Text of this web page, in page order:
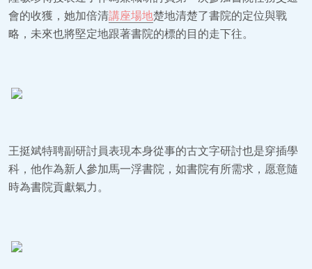
會的收獲，她加倍清講座場地楚地清楚了書院的定位與戰
略，未來也將堅定地跟著書院的標的目的走下往。
王挺斌特聘副研討員表現本身從事的古文字研討也是穿插學
科，他作為新人參加馬一浮書院，如書院有所需求，愿意隨
時為書院貢獻氣力。